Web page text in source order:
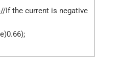
If the current is negative